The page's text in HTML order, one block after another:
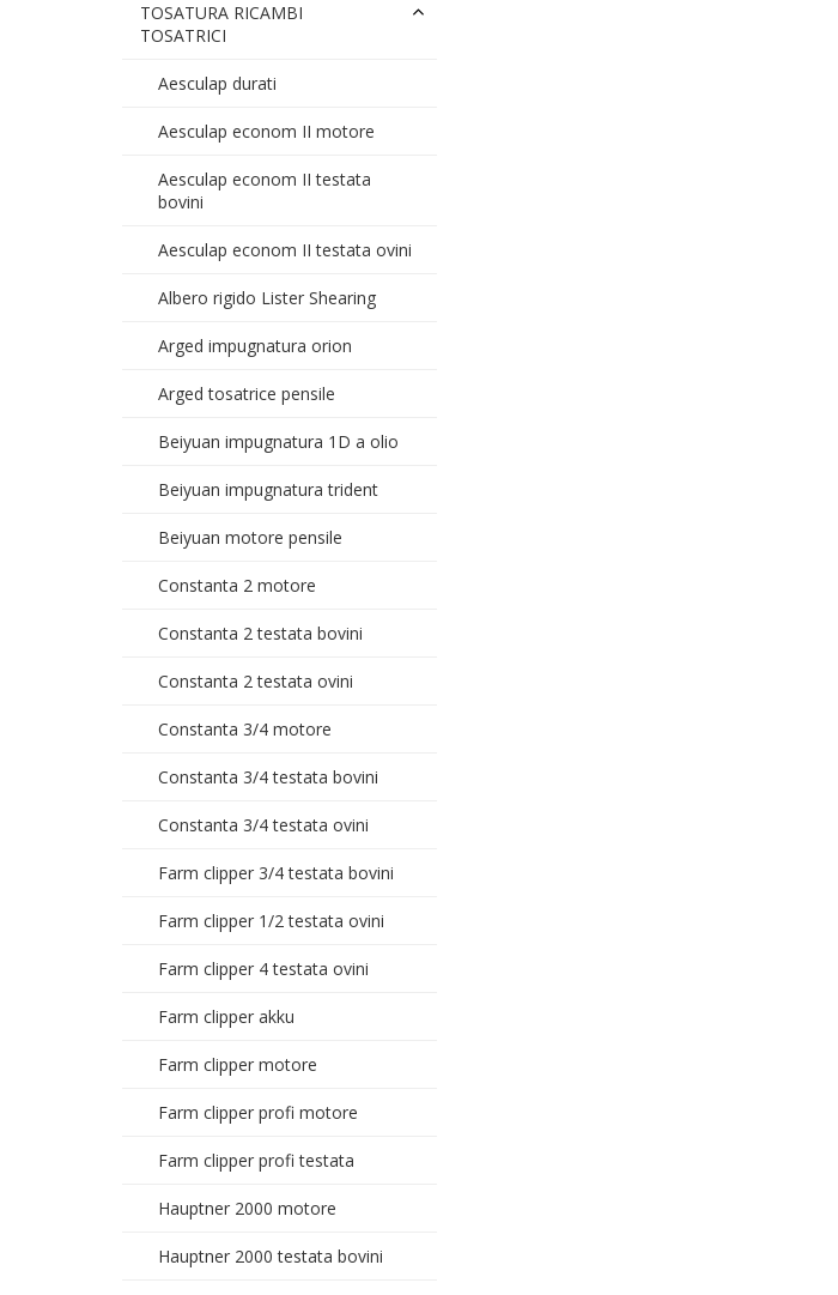
TOSATURA RICAMBI
TOSATRICI
Aesculap durati
Aesculap econom II motore
Aesculap econom II testata
bovini
Aesculap econom II testata ovini
Albero rigido Lister Shearing
Arged impugnatura orion
Arged tosatrice pensile
Beiyuan impugnatura 1D a olio
Beiyuan impugnatura trident
Beiyuan motore pensile
Constanta 2 motore
Constanta 2 testata bovini
Constanta 2 testata ovini
Constanta 3/4 motore
Constanta 3/4 testata bovini
Constanta 3/4 testata ovini
Farm clipper 3/4 testata bovini
Farm clipper 1/2 testata ovini
Farm clipper 4 testata ovini
Farm clipper akku
Farm clipper motore
Farm clipper profi motore
Farm clipper profi testata
Hauptner 2000 motore
Hauptner 2000 testata bovini